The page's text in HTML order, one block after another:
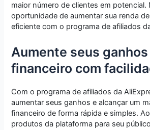
maior número de clientes em potencial.
oportunidade de aumentar sua renda
eficiente com o programa de afiliados
Aumente seus
financeiro com
Com o programa de afiliados da
aumentar seus ganhos e alcançar um
financeiro de forma rápida e simples.
produtos da plataforma para seu